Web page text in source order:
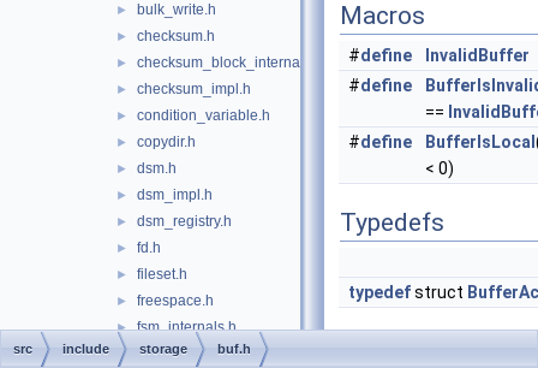
► bulk_write.h
► checksum.h
► checksum_block_internal.h
► checksum_impl.h
► condition_variable.h
► copydir.h
► dsm.h
► dsm_impl.h
► dsm_registry.h
► fd.h
► fileset.h
► freespace.h
► fsm_internals.h
► indexfsm.h
Macros
#define InvalidBuffer
#define
==
#define BufferIsLocal
< 0)
Typedefs
typedefstruct
src include storage buf.h